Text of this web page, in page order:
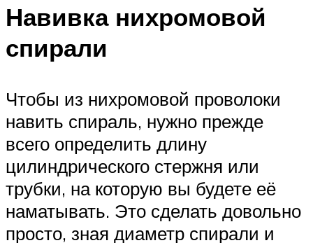
Навивка нихромовой
спирали
Чтобы из нихромовой проволоки
навить спираль, нужно прежде
всего определить длину
цилиндрического стержня или
трубки, на которую вы будете её
наматывать. Это сделать довольно
просто, зная диаметр спирали и